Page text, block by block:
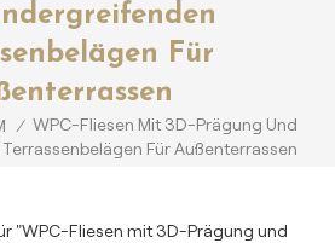
Für
/ WPC-Fliesen Mit 3D-Prägung Und
Für Außenterrassen
"WPC-Fliesen mit 3D-Prägung und